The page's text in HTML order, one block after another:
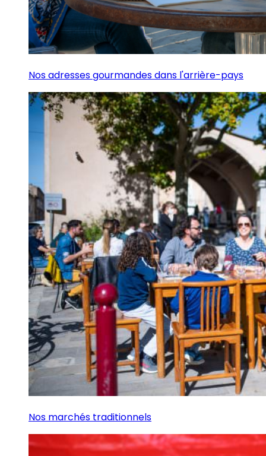
Nos adresses gourmandes dans l'arrière-pays
Nos marchés traditionnels